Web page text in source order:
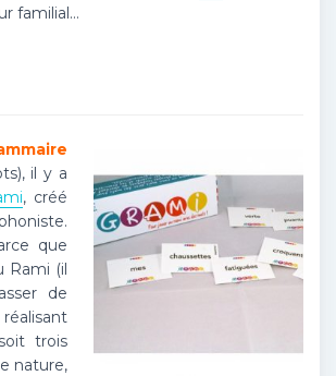
familial…
il y a
, créé
que
Rami (il
de
trois
nature,